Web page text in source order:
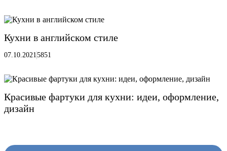
Кухни в английском стиле
07.10.2021 5851
Красивые фартуки для кухни: идеи, оформление,
дизайн